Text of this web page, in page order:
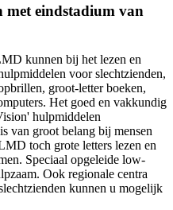
met eindstadium van
kunnen bij het lezen en
voor slechtzienden,
groot-letter boeken,
Het goed en vakkundig
hulpmiddelen
van groot belang bij mensen
toch grote letters lezen en
Speciaal opgeleide low-
Ook regionale centra
kunnen u mogelijk